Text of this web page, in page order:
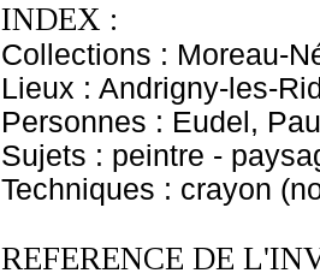
INDEX :
Collections : Moreau-
Lieux : Andrigny-les-
Personnes : Eudel,
Sujets : peintre -
Techniques : crayon
REFERENCE DE